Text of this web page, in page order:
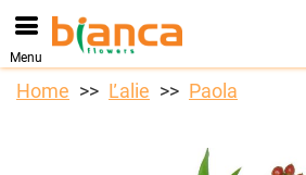
Menu
Home Ľalie Paola